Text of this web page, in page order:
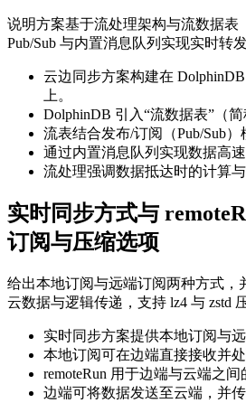
说明方案基于流处理架构与流数据表
Pub/Sub 与内置消息队列实现实时转发
云边同步方案构建在
上。
DolphinDB 引入“流数据表”（简
流表结合发布/订阅（Pub/Sub）
通过内置消息队列实现数据高速
流处理强调数据抵达时的计算
实时同步方式与
订阅与压缩选项
给出本地订阅与远端订阅两种方式，
云数据与逻辑传递，支持 lz4 与 zstd
实时同步方案提供本地订阅与
本地订阅可在边端直接接收并处
remoteRun 用于边端与云端之间
边端可将数据发送至云端，并